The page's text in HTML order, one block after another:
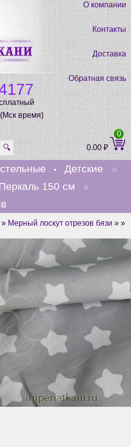
время)
О компании
Контакты
Доставка
Обратная связь
🔍 0.00₽
0
• Детские ☆
150 см ☆
» Мерный лоскут отрезов бязи » »